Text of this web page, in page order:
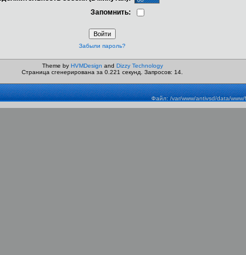
Запомнить:
Забыли пароль?
Theme by HVMDesign and Dizzy Technology
Страница сгенерирована за 0.221 секунд. Запросов: 14.
Файл: /var/www/antivsd/data/